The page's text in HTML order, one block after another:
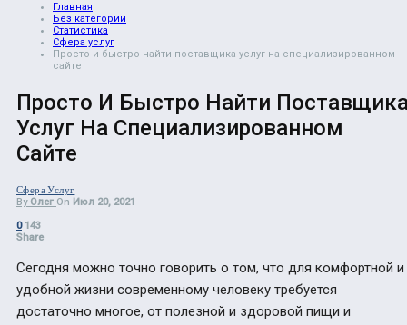
Главная
Без категории
Статистика
Сфера услуг
Просто и быстро найти поставщика услуг на специализированном
сайте
Просто И Быстро Найти
Услуг На Специализированном
Сайте
Сфера Услуг
By Олег On Июл 20, 2021
0 143
Share
Сегодня можно точно говорить о том, что для комфортной и
удобной жизни современному человеку требуется
достаточно многое, от полезной и здоровой пищи и